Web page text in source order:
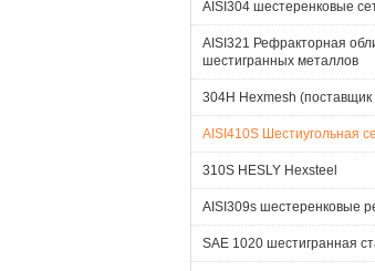
AISI304 шестеренковые
AISI321 Рефракторная
шестигранных металлов
304H Hexmesh (поставщик
AISI410S Шестиугольная
310S HESLY Hexsteel
AISI309s шестеренковые
SAE 1020 шестигранная